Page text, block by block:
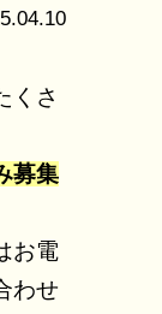
くさ
募集
お電
わせ